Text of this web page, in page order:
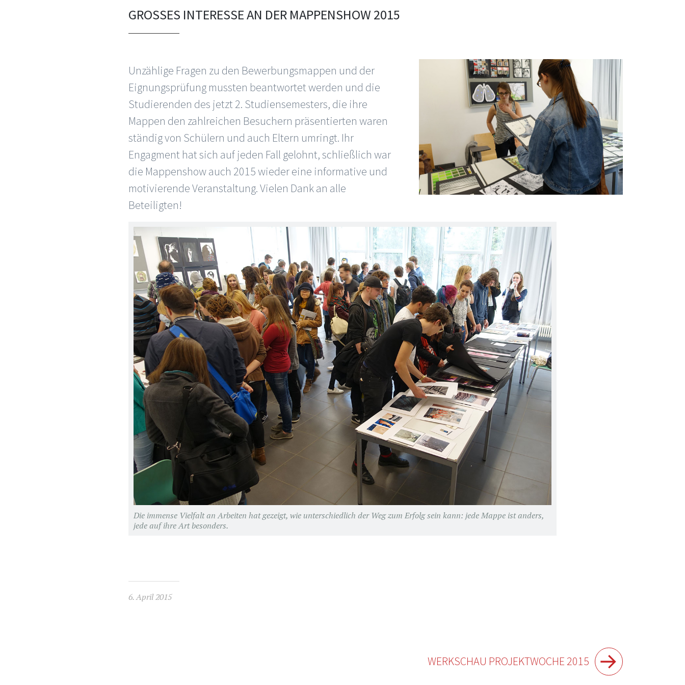
GROSSES INTERESSE AN DER MAPPENSHOW 2015
Unzählige Fragen zu den Bewerbungsmappen und der
Eignungsprüfung mussten beantwortet werden und die
Studierenden des jetzt 2. Studiensemesters, die ihre
Mappen den zahlreichen Besuchern präsentierten waren
ständig von Schülern und auch Eltern umringt. Ihr
Engagment hat sich auf jeden Fall gelohnt, schließlich war
die Mappenshow auch 2015 wieder eine informative und
motivierende Veranstaltung. Vielen Dank an alle
Beteiligten!
Die immense Vielfalt an Arbeiten hat gezeigt, wie unterschiedlich der Weg zum Erfolg sein kann: jede Mappe ist anders,
jede auf ihre Art besonders.
6. April 2015
WERKSCHAU PROJEKTWOCHE 2015